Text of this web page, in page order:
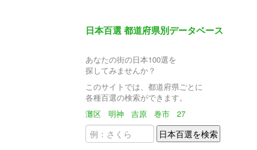
日本百選 都道府県別データベース
あなたの街の日本100選を
探してみませんか？
このサイトでは、都道府県ごとに
各種百選の検索ができます。
灘区
明神 吉原 巻市 27